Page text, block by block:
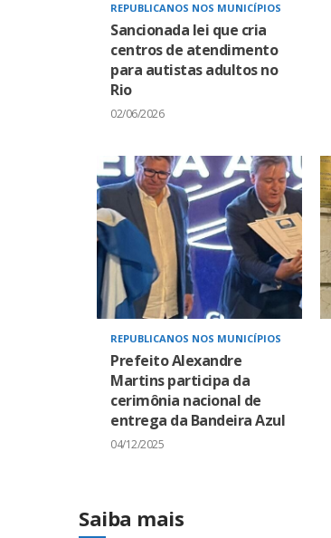
REPUBLICANOS NOS MUNICÍPIOS
Sancionada lei que cria
centros de atendimento
para autistas adultos no
Rio
02/06/2026
REPUBLICANOS NOS MUNICÍPIOS
Prefeito Alexandre
Martins participa da
cerimônia nacional de
entrega da Bandeira Azul
04/12/2025
Saiba mais